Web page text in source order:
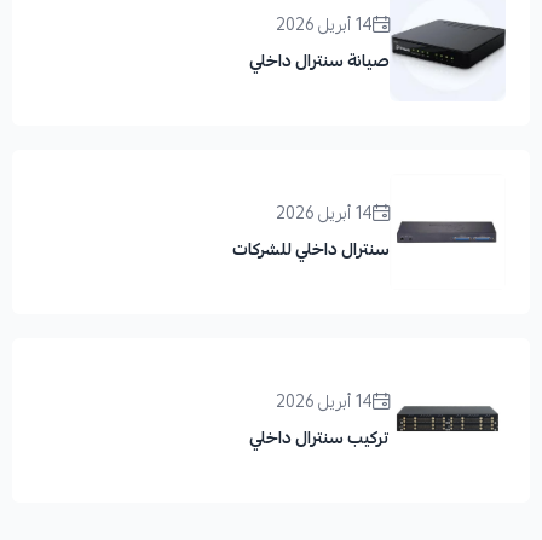
14 أبريل 2026
صيانة سنترال داخلي
14 أبريل 2026
سنترال داخلي للشركات
14 أبريل 2026
تركيب سنترال داخلي